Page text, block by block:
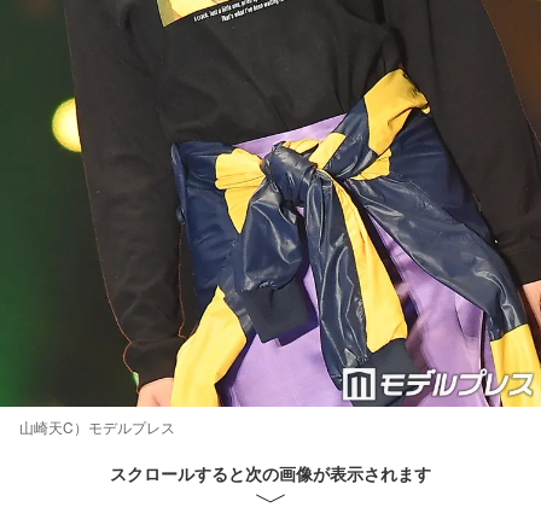
山崎天C）モデルプレス
スクロールすると次の画像が表示されます